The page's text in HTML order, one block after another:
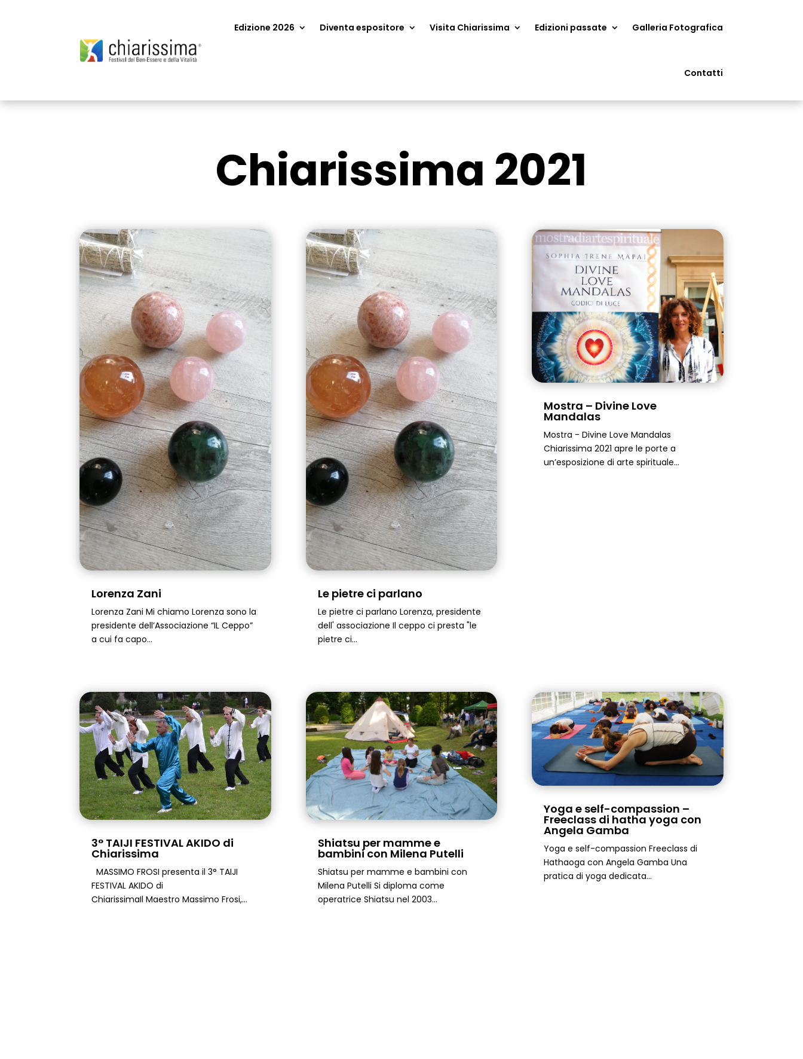
Edizione 2026 Diventa espositore Visita Chiarissima Edizioni passate Galleria Fotografica
Contatti
Chiarissima 2021
Lorenza Zani
Lorenza Zani Mi chiamo Lorenza sono la
presidente dell’Associazione “IL Ceppo”
a cui fa capo...
3° TAIJI FESTIVAL AKIDO di
Chiarissima
MASSIMO FROSI presenta il 3° TAIJI
FESTIVAL AKIDO di
ChiarissimaIl Maestro Massimo Frosi,...
Le pietre ci parlano
Le pietre ci parlano Lorenza, presidente
dell' associazione Il ceppo ci presta "le
pietre ci...
Shiatsu per mamme e
bambini con Milena Putelli
Shiatsu per mamme e bambini con
Milena Putelli Si diploma come
operatrice Shiatsu nel 2003...
Mostra – Divine Love
Mandalas
Mostra - Divine Love Mandalas
Chiarissima 2021 apre le porte a
un’esposizione di arte spirituale...
Yoga e self-compassion –
Freeclass di hatha yoga con
Angela Gamba
​Yoga e self-compassion Freeclass di
Hathaoga con Angela Gamba Una
pratica di yoga dedicata...